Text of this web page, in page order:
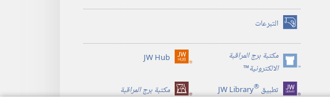
التبرعات (يفتح
نافذة
جديدة) مكتبة برج المراقبة
الالكترونية™
(يفتح
نافذة
جديدة)
JW Hub (يفتح
جديدة)
تطبيق ®
JW Library مكتبة برج المراقبة